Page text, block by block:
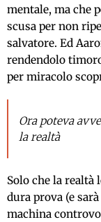
mentale, ma che
scusa per non
salvatore. Ed
rendendolo
per miracolo
Ora poteva
la realtà
Solo che la realtà
dura prova (e
machina